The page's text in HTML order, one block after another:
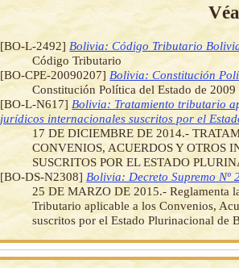
[BO-L-2492] Bolivia: Código Tributario
Código Tributario
[BO-CPE-20090207] Bolivia: Constitución
Constitución Política del Estado de 2009
[BO-L-N617] Bolivia: Tratamiento tributario
jurídicos internacionales suscritos por el
17 DE DICIEMBRE DE 2014.-
CONVENIOS, ACUERDOS Y OTROS
SUSCRITOS POR EL ESTADO
[BO-DS-N2308] Bolivia: Decreto Supremo Nº
25 DE MARZO DE 2015.- Reglamenta
Tributario aplicable a los Convenios,
suscritos por el Estado Plurinacional de